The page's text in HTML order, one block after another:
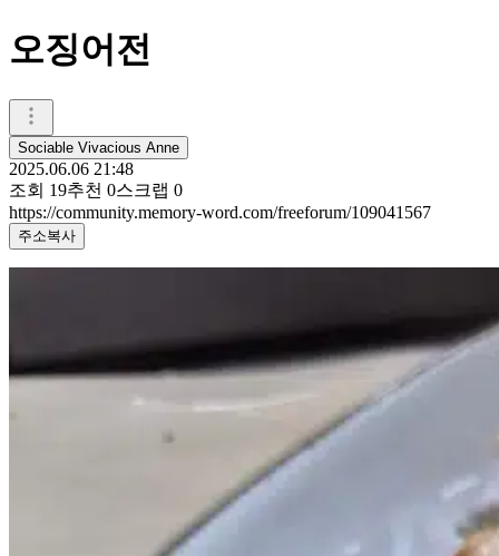
오징어전
Sociable Vivacious Anne
2025.06.06 21:48
조회 19추천 0스크랩 0
https://community.memory-word.com/freeforum/109041567
주소복사